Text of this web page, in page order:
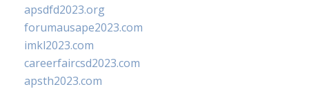
apsdfd2023.org
forumausape2023.com
imkl2023.com
careerfaircsd2023.com
apsth2023.com